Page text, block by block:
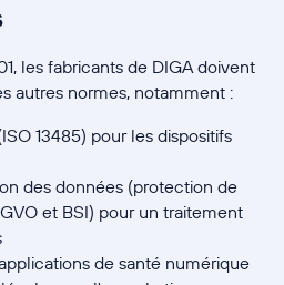
les fabricants de DIGA doivent
autres normes, notamment :
13485) pour les dispositifs
des données (protection de
et BSI) pour un traitement
de santé numérique